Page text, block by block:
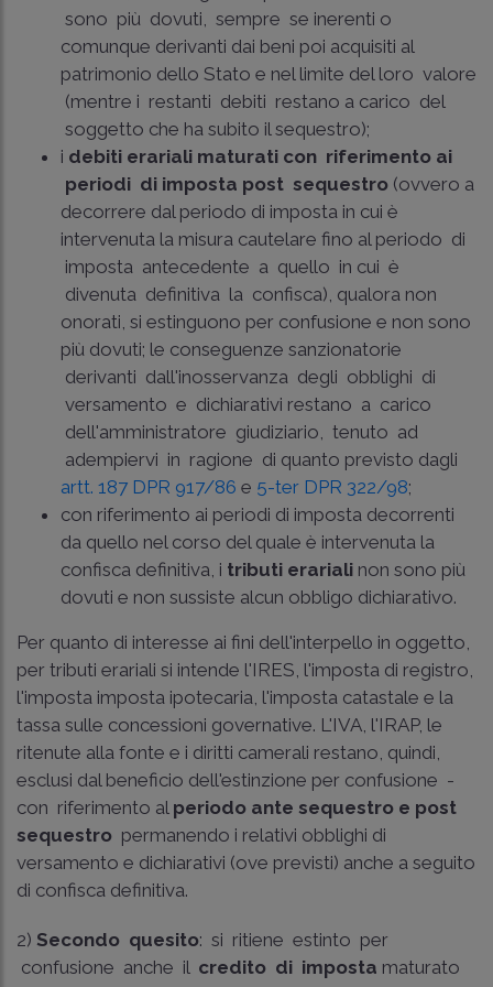
sono più dovuti, sempre se inerenti o
comunque derivanti dai beni poi acquisiti al
patrimonio dello Stato e nel limite del loro valore
(mentre i restanti debiti restano a carico del
soggetto che ha subito il sequestro);
i debiti erariali maturati con riferimento ai
periodi di imposta post sequestro (ovvero a
decorrere dal periodo di imposta in cui è
intervenuta la misura cautelare fino al periodo di
imposta antecedente a quello in cui è
divenuta definitiva la confisca), qualora non
onorati, si estinguono per confusione e non sono
più dovuti; le conseguenze sanzionatorie
derivanti dall'inosservanza degli obblighi di
versamento e dichiarativi restano a carico
dell'amministratore giudiziario, tenuto ad
adempiervi in ragione di quanto previsto dagli
artt. 187 DPR 917/86 e 5­-ter DPR 322/98;
­con riferimento ai periodi di imposta decorrenti
da quello nel corso del quale è intervenuta la
confisca definitiva, i tributi erariali non sono più
dovuti e non sussiste alcun obbligo dichiarativo.
Per quanto di interesse ai fini dell'interpello in oggetto,
per tributi erariali si intende l'IRES, l'imposta di registro,
l'imposta imposta ipotecaria, l'imposta catastale e la
tassa sulle concessioni governative. L'IVA, l'IRAP, le
ritenute alla fonte e i diritti camerali restano, quindi,
esclusi dal beneficio dell'estinzione per confusione ­
con riferimento al periodo ante sequestro e post
sequestro ­ permanendo i relativi obblighi di
versamento e dichiarativi (ove previsti) anche a seguito
di confisca definitiva.
2) Secondo quesito: si ritiene estinto per
confusione anche il credito di imposta maturato